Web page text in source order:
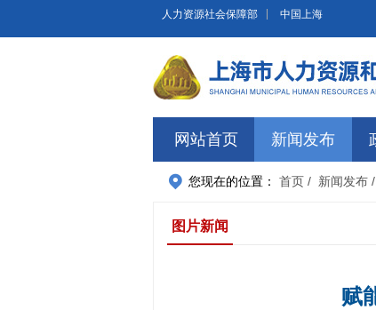
跳转到网站导航区 跳转到主要内容区域
人力资源社会保障部 中国上海
网站首页 新闻发布
您现在的位置： 首页 / 新闻发布
图片新闻
赋